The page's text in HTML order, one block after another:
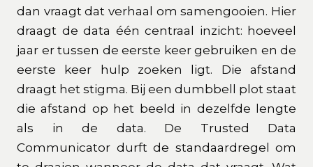
dan vraagt dat verhaal om samengooien. Hier
draagt de data één centraal inzicht: hoeveel
jaar er tussen de eerste keer gebruiken en de
eerste keer hulp zoeken ligt. Die afstand
draagt het stigma. Bij een dumbbell plot staat
die afstand op het beeld in dezelfde lengte
als in de data. De Trusted Data
Communicator durft de standaardregel om